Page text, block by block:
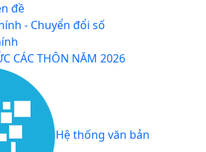
đề
- Chuyển đổi số
CÁC THÔN NĂM 2026
Hệ thống văn bản